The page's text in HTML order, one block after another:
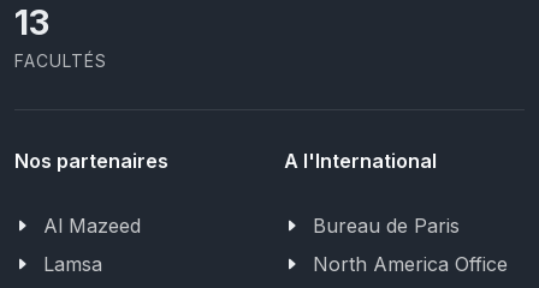
13
FACULTÉS
Nos partenaires
Al Mazeed
Lamsa
A l'International
Bureau de Paris
North America Office